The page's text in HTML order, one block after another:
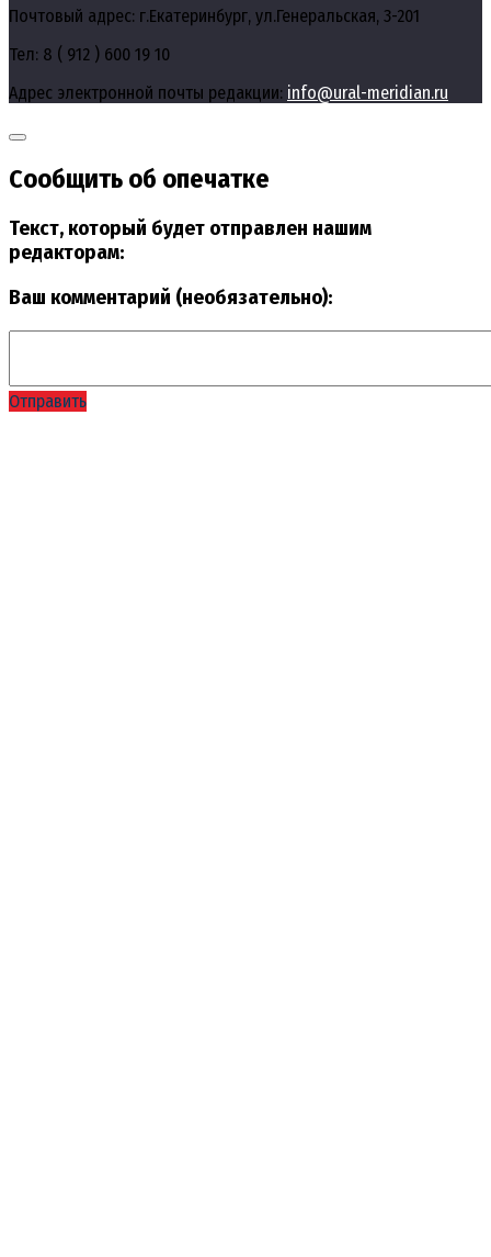
Почтовый адрес: г.Екатеринбург, ул.Генеральская, 3-201
Тел: 8 ( 912 ) 600 19 10
Адрес электронной почты редакции: info@ural-meridian.ru
Сообщить об опечатке
Текст, который будет отправлен нашим
редакторам:
Ваш комментарий (необязательно):
Отправить